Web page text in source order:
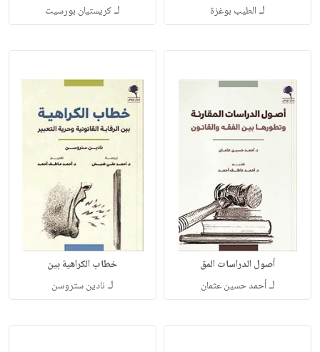
لـ الطيب بوغزة لـكريستيان بورسيت
أصول الدراسات المق
لـأحمد حسين عثمان
خطاب الكراهية بين
لـ نادين ستروسن